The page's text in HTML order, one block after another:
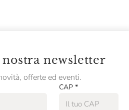
newsletter
offerte ed eventi.
CAP *